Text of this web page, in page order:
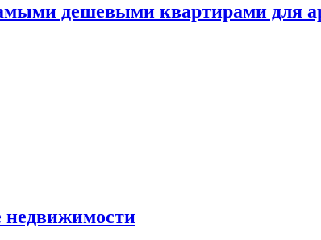
дешевыми квартирами для
недвижимости